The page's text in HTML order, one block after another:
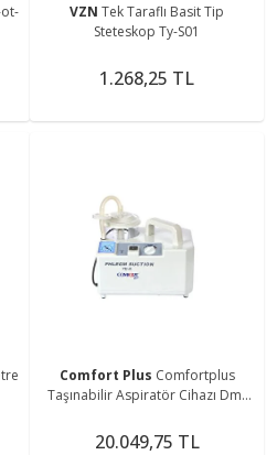
VZN Tek Taraflı Basit Tip
Steteskop Ty-S01
1.268,25 TL
Comfort Plus Comfortplus
Taşınabilir Aspiratör Cihazı Dm-
20.049,75 TL